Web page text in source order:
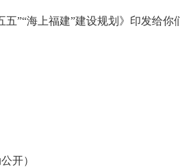
海上福建”建设规划》印发给你
开）